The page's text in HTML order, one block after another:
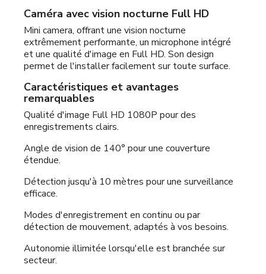
Caméra avec vision nocturne Full HD
Mini camera, offrant une vision nocturne
extrêmement performante, un microphone intégré
et une qualité d'image en Full HD. Son design
permet de l'installer facilement sur toute surface.
Caractéristiques et avantages
remarquables
Qualité d'image Full HD 1080P pour des
enregistrements clairs.
Angle de vision de 140° pour une couverture
étendue.
Détection jusqu'à 10 mètres pour une surveillance
efficace.
Modes d'enregistrement en continu ou par
détection de mouvement, adaptés à vos besoins.
Autonomie illimitée lorsqu'elle est branchée sur
secteur.